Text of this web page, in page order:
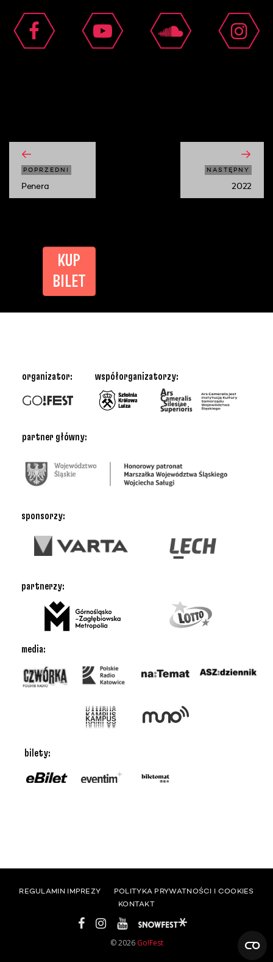
POPRZEDNI
Penera
NASTĘPNY
2022
KUP
BILET
partner główny:
sponsorzy:
organizator: współorganizatorzy:
media:
bilety:
partnerzy:
© 2026 Go!Fest
REGULAMIN IMPREZY
POLITYKA PRYWATNOŚCI I COOKIES
KONTAKT